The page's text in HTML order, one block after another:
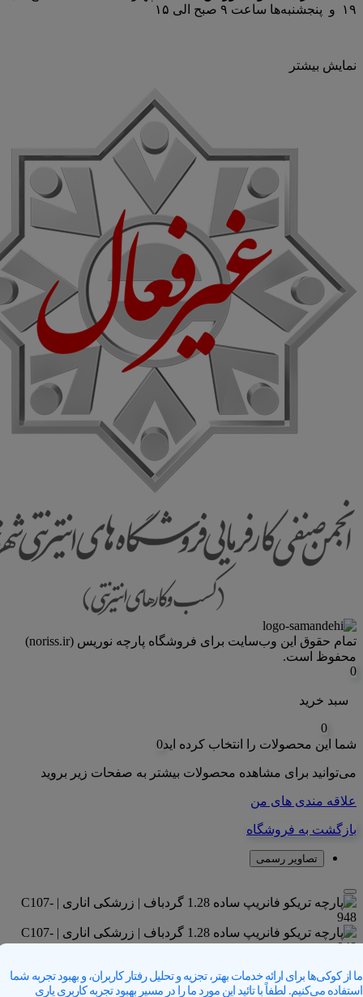
۱۹ و پنجشنبه‌ها ساعت ۹ صبح الی ۱۵
نمایش بیشتر
تمام حقوق اين وب‌سايت برای فروشگاه پارچه نوریس (noriss.ir)
محفوظ است.
ما از کوکی‌ها برای ارائه خدمات بهتر، تجزیه و تحلیل رفتار کاربران، و بهبود تجربه شما
استفاده می‌کنیم. لطفاً با تائید این مورد ما را در مسیر بهبود تجربه کاربری یاری
0
سبد خرید
0
شما این محصولات را انتخاب کرده اید0
می‌توانید برای مشاهده محصولات بیشتر به صفحات زیر بروید
علاقه مندی های من
بازگشت به فروشگاه
تصاویر رسمی